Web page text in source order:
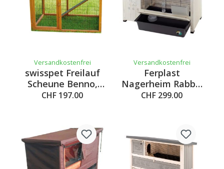
Versandkostenfrei
swisspet Freilauf
Scheune Benno,
123.2x97.6x120cm
CHF 197.00
Versandkostenfrei
Ferplast
Nagerheim Rabbit
Ville 120
CHF 299.00